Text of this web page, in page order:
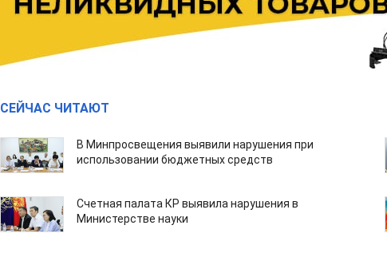
СЕЙЧАС ЧИТАЮТ
В Минпросвещения выявили нарушения при
использовании бюджетных средств
Счетная палата КР выявила нарушения в
Министерстве науки